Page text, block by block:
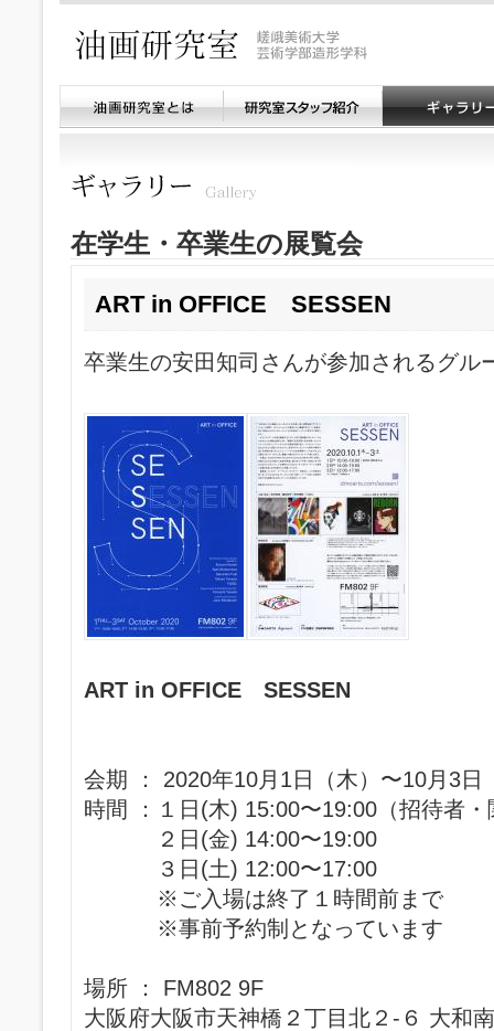
在学生・卒業生の展覧会
ART in OFFICE SESSEN
卒業生の安田知司さんが参加されるグル
ART in OFFICE SESSEN
会期 ： 2020年10月1日（木）〜10月3日
時間 ：１日(木) 15:00〜19:00（招待者・
２日(金) 14:00〜19:00
３日(土) 12:00〜17:00
※ご入場は終了１時間前まで
※事前予約制となっています
場所 ： FM802 9F
大阪府大阪市天神橋２丁目北２-６ 大和